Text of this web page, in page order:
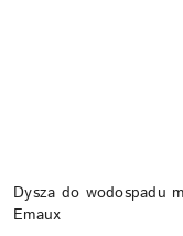
Dysza do wodospadu
Emaux